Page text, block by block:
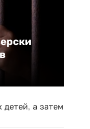
детей, а затем